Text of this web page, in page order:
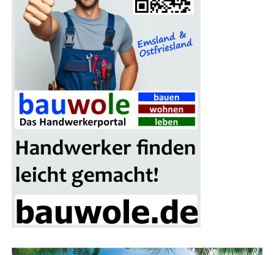
attrak­ti­ven Kon­di­tio­nen zu lea­sen. Mit über­durch­
schnitt­li­chem Ser­vice, umfas­sen­der Absi­che­rung und
einer star­ken Part­ner­schaft mit dem Fahr­rad­fach­han­del
setzt der Ser­vice Maßstäbe.
Dei­ne Vor­tei­le beim Bikeleasing-Service
Bis zu 40% spa­ren:Durch Gehalts­um­wand­lung und
Steu­er­vor­tei­le kannst Du bei der Anschaf­fung Dei­
nes Dienst­rads im Ver­gleich zum Direkt­kauf
ordent­lich sparen.
Pri­va­te Nut­zung erlaubt:Dein Dienst­rad darf
nicht nur den Arbeits­weg, son­dern auch Frei­zeit-
und Urlaubs­fahr­ten meistern.
Fahr­rad nach Wahl:Ob E‑Bike, Las­ten­rad oder